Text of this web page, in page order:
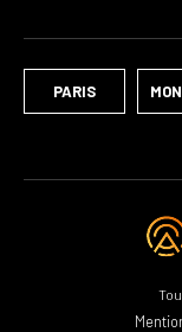
PARIS